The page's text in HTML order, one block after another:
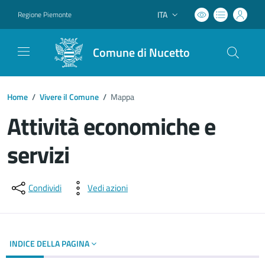
Regione Piemonte Lingua attiva:
ITA
Comune di Nucetto
Home / Vivere il Comune / Mappa
Attività economiche e
servizi
Dettagli del documento
Condividi Vedi azioni
INDICE DELLA PAGINA